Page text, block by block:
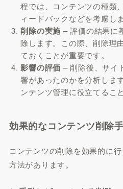
程では、コンテンツの種類
ィードバックなどを考慮しま
削除の実施 – 評価の結果に
除します。この際、削除理
ておくことが重要です。
影響の評価 – 削除後、サイ
響があったのかを分析しま
ンテンツ管理に役立てるこ
効果的なコンテンツ削除
コンテンツの削除を効果的に
方法があります。